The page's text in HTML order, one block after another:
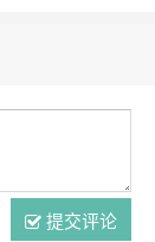
提交评论